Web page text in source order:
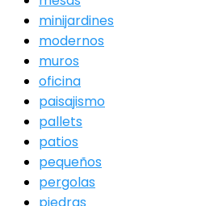
minijardines
modernos
muros
oficina
paisajismo
pallets
patios
pequeños
pergolas